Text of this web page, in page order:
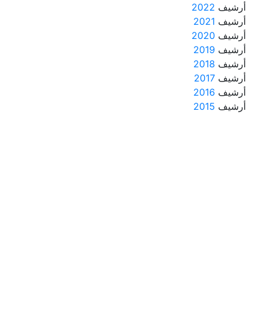
أرشيف 2022
أرشيف 2021
أرشيف 2020
أرشيف 2019
أرشيف 2018
أرشيف 2017
أرشيف 2016
أرشيف 2015